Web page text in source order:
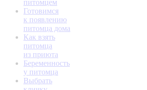
питомцем
Готовимся
к появлению
питомца дома
Как взять
питомца
из приюта
Беременность
у питомца
Выбрать